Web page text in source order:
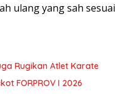
ulang yang sah sesuai
Rugikan Atlet Karate
FORPROV I 2026